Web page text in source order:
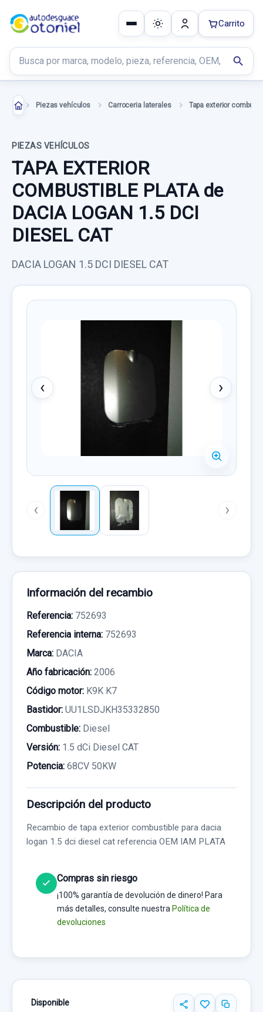
Buscar productos
search
Carrito
Piezas vehículos Carroceria laterales Tapa exterior
PIEZAS VEHÍCULOS
TAPA EXTERIOR
COMBUSTIBLE PLATA de
DACIA LOGAN 1.5 DCI
DIESEL CAT
DACIA LOGAN 1.5 DCI DIESEL CAT
‹ ›
‹ ›
Información del recambio
Referencia: 752693
Referencia interna: 752693
Marca: DACIA
Año fabricación: 2006
Código motor: K9K K7
Bastidor: UU1LSDJKH35332850
Combustible: Diesel
Versión: 1.5 dCi Diesel CAT
Potencia: 68CV 50KW
Descripción del producto
Recambio de tapa exterior combustible para dacia
logan 1.5 dci diesel cat referencia OEM IAM PLATA
Compras sin riesgo
¡100% garantía de devolución de dinero! Para
más detalles, consulte nuestra Política de
devoluciones
Disponible